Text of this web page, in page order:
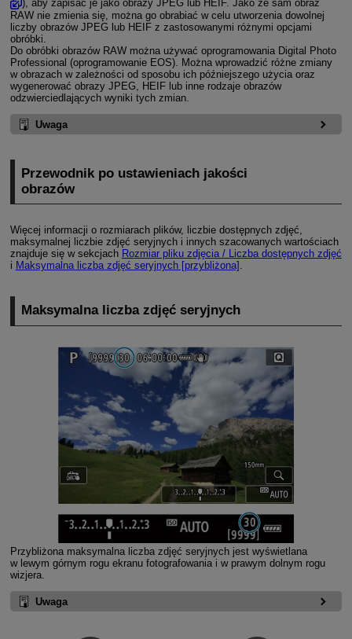
), aby zapisać je jako obrazy JPEG lub HEIF. Jako że sam obraz
RAW nie zmienia się, można go obrabiać w celu utworzenia dowolnej
liczby obrazów JPEG lub HEIF z zastosowanymi różnymi opcjami
obróbki.
Do obróbki obrazów RAW można używać oprogramowania Digital Photo
Professional (oprogramowanie EOS). Można wprowadzić różne zmiany
w obrazach w zależności od sposobu ich późniejszego użycia oraz
wygenerować obrazy JPEG, HEIF lub inne rodzaje obrazów
odzwierciedlających wyniki tych zmian.
Uwaga
Przewodnik po ustawieniach jakości
obrazów
Więcej informacji o rozmiarach plików, liczbie dostępnych zdjęć,
maksymalnej liczbie zdjęć seryjnych i innych szacowanych wartościach
znajduje się w sekcjach Rozmiar pliku zdjęcia / Liczba dostępnych zdjęć
i Maksymalna liczba zdjęć seryjnych [przybliżona] .
Maksymalna liczba zdjęć seryjnych
Przybliżona maksymalna liczba zdjęć seryjnych jest wyświetlana
w lewym górnym rogu ekranu fotografowania i w prawym dolnym rogu
wizjera.
Uwaga